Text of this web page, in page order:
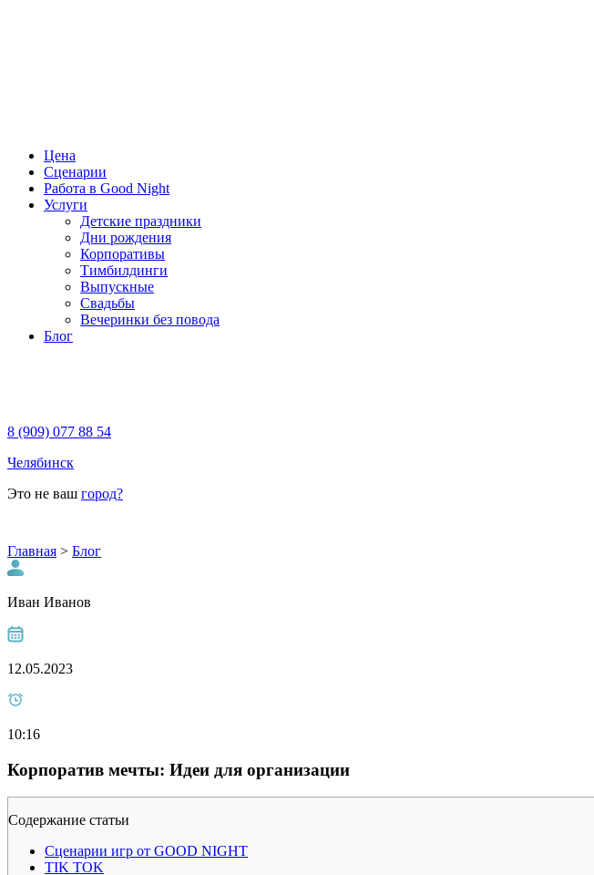
Цена
Сценарии
Работа в Good Night
Услуги
Детские праздники
Дни рождения
Корпоративы
Тимбилдинги
Выпускные
Свадьбы
Вечеринки без повода
Блог
8 (909) 077 88 54
Челябинск
Это не ваш город?
Главная > Блог
Иван Иванов
12.05.2023
10:16
Корпоратив мечты: Идеи для организации
Содержание статьи
Сценарии игр от GOOD NIGHT
TIK TOK